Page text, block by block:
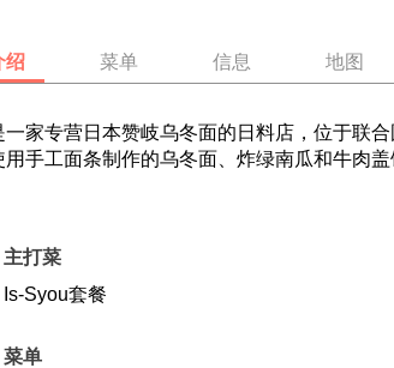
绍 菜单 信息 地图
一家专营日本赞岐乌冬面的日料店，位于联
用手工面条制作的乌冬面、炸绿南瓜和牛肉
主打菜
Is-Syou套餐
菜单